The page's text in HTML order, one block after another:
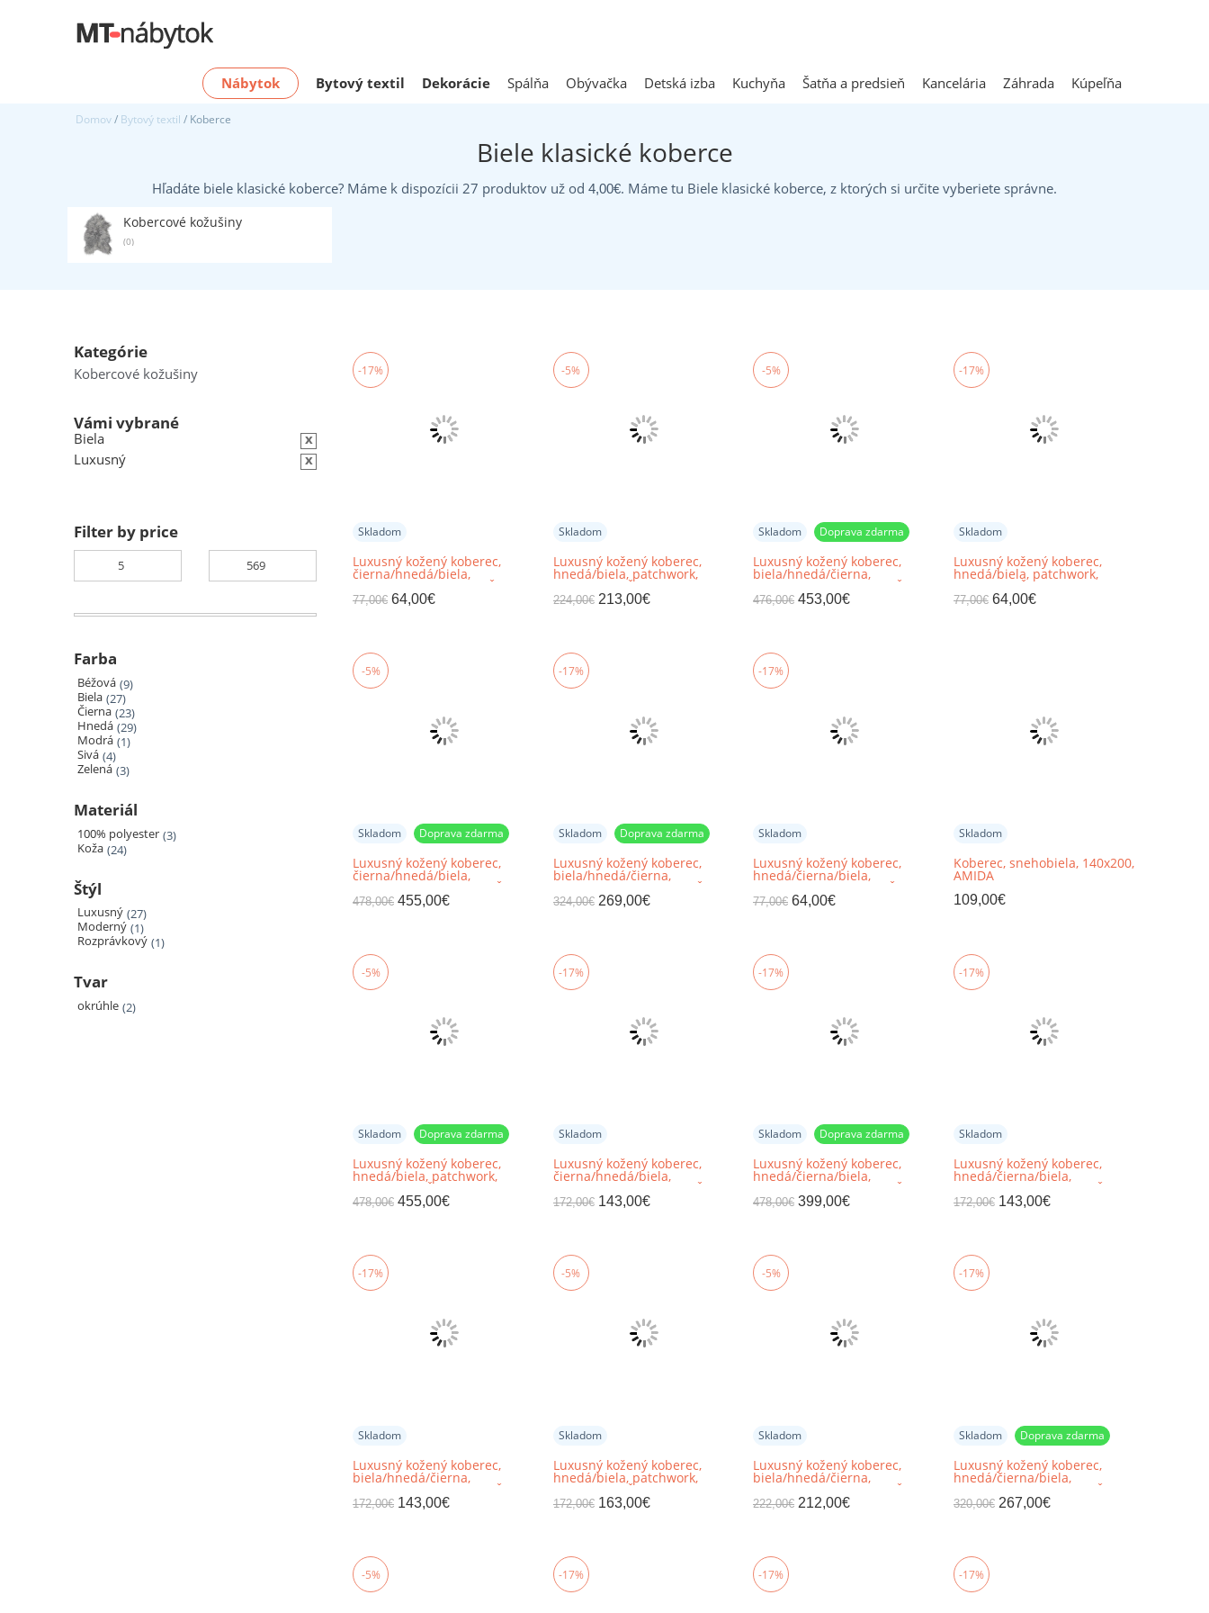
Nábytok Bytový textil Dekorácie Spálňa Obývačka Detská izba Kuchyňa Šatňa a predsieň Kancelária Záhrada Kúpeľňa
Domov/ Bytový textil / Koberce
Biele klasické koberce
Hľadáte biele klasické koberce? Máme k dispozícii 27 produktov už od 4,00€. Máme tu Biele klasické koberce, z ktorých si určite vyberiete správne.
Kobercové kožušiny
(0)
-17%
Skladom
Luxusný kožený koberec,
čierna/hnedá/biela,
patchwork, 69x140, KOŽA TYP
4
77,00€ 64,00€
-5%
Skladom
Luxusný kožený koberec,
hnedá/biela, patchwork,
141x200, KOŽA TYP 5
224,00€ 213,00€
-5%
Skladom Doprava zdarma
Luxusný kožený koberec,
biela/hnedá/čierna,
patchwork, 200x300, KOŽA
TYP 7
476,00€ 453,00€
-17%
Skladom
Luxusný kožený koberec,
hnedá/biela, patchwork,
69x140, KOŽA TYP 5
77,00€ 64,00€
-5%
Skladom Doprava zdarma
Luxusný kožený koberec,
čierna/hnedá/biela,
patchwork, 201x300, KOŽA
TYP 4
478,00€ 455,00€
-17%
Skladom Doprava zdarma
Luxusný kožený koberec,
biela/hnedá/čierna,
patchwork, 170x240, KOŽA
TYP 7
324,00€ 269,00€
-17%
Skladom
Luxusný kožený koberec,
hnedá/čierna/biela,
patchwork, 69x140, KOŽA TYP
6
77,00€ 64,00€
Skladom
Koberec, snehobiela, 140x200,
AMIDA
109,00€
-5%
Skladom Doprava zdarma
Luxusný kožený koberec,
hnedá/biela, patchwork,
201x300, KOŽA TYP 5
478,00€ 455,00€
-17%
Skladom
Luxusný kožený koberec,
čierna/hnedá/biela,
patchwork, 120x180, KOŽA
TYP 4
172,00€ 143,00€
-17%
Skladom Doprava zdarma
Luxusný kožený koberec,
hnedá/čierna/biela,
patchwork, 201x300, KOŽA
TYP 6
478,00€ 399,00€
-17%
Skladom
Luxusný kožený koberec,
hnedá/čierna/biela,
patchwork, 120x180, KOŽA
TYP 6
172,00€ 143,00€
-17%
Skladom
Luxusný kožený koberec,
biela/hnedá/čierna,
patchwork, 120x180, KOŽA
TYP 7
172,00€ 143,00€
-5%
Skladom
Luxusný kožený koberec,
hnedá/biela, patchwork,
120x180, KOŽA TYP 5
172,00€ 163,00€
-5%
Skladom
Luxusný kožený koberec,
biela/hnedá/čierna,
patchwork, 140x200, KOŽA
TYP 7
222,00€ 212,00€
-17%
Skladom Doprava zdarma
Luxusný kožený koberec,
hnedá/čierna/biela,
patchwork, 168x240, KOŽA
TYP 3
320,00€ 267,00€
-5% -17% -17% -17%
Kategórie
Kobercové kožušiny
Vámi vybrané
Biela
x
Luxusný
x
Filter by price
Farba
Béžová 9
Biela 27
Čierna 23
Hnedá 29
Modrá 1
Sivá 4
Zelená 3
Materiál
100% polyester 3
Koža 24
Štýl
Luxusný 27
Moderný 1
Rozprávkový 1
Tvar
okrúhle 2